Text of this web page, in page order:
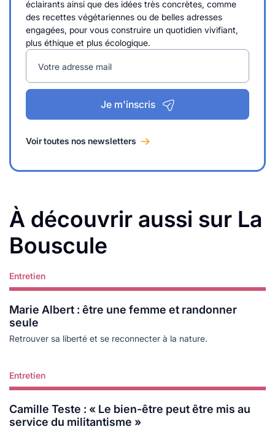
éclairants ainsi que des idées très concrètes, comme
des recettes végétariennes ou de belles adresses
engagées, pour vous construire un quotidien vivifiant,
plus éthique et plus écologique.
Votre adresse mail
Je m'inscris
Voir toutes nos newsletters
À découvrir aussi sur La
Bouscule
Entretien
Marie Albert : être une femme et randonner
seule
Retrouver sa liberté et se reconnecter à la nature.
Lire plus
Entretien
Camille Teste : « Le bien-être peut être mis au
service du militantisme »
Lire plus